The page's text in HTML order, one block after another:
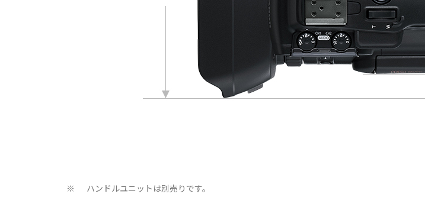
※ ハンドルユニットは別売りです。